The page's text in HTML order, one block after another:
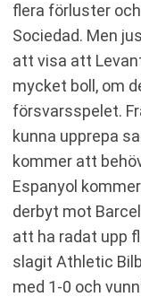
flera förluster
Sociedad. Men
att visa att
mycket boll, om
försvarsspelet.
kunna upprepa
kommer att
Espanyol
derbyt mot
att ha radat upp
slagit Athletic
med 1-0 och